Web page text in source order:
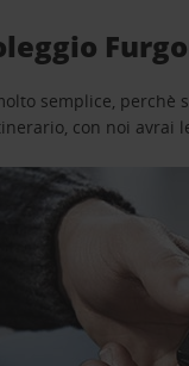
semplice,
con noi avrai